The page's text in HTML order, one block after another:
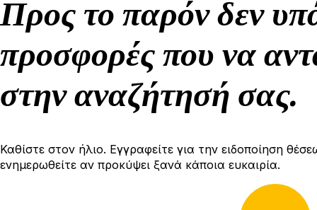
Προς το παρόν δεν
προσφορές που να
στην αναζήτησή σας.
Καθίστε στον ήλιο. Εγγραφείτε για την ειδοποίηση
ενημερωθείτε αν προκύψει ξανά κάποια ευκαιρία.